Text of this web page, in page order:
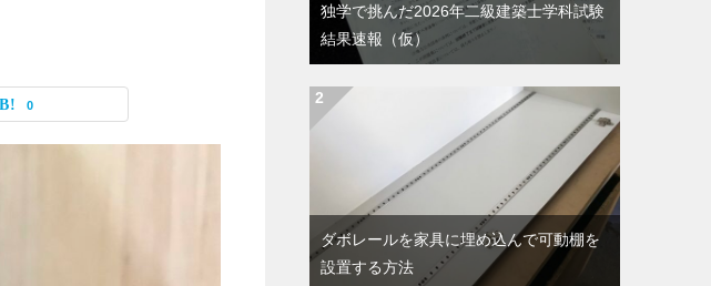
0
独学で挑んだ2026年二級建築士学科試験
結果速報（仮）
ダボレールを家具に埋め込んで可動棚を
設置する方法